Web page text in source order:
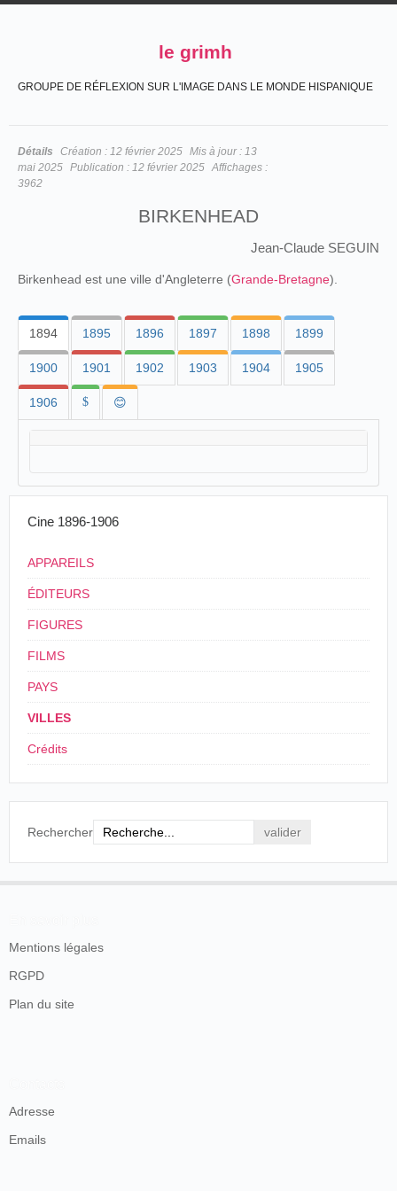
le grimh
GROUPE DE RÉFLEXION SUR L'IMAGE DANS LE MONDE HISPANIQUE
Détails Création : 12 février 2025 Mis à jour : 13
mai 2025 Publication : 12 février 2025 Affichages :
3962
BIRKENHEAD
Jean-Claude SEGUIN
Birkenhead est une ville d'Angleterre (Grande-Bretagne).
1894 1895 1896 1897 1898 1899
1900 1901 1902 1903 1904 1905
1906 $ 😊
Cine 1896-1906
APPAREILS
ÉDITEURS
FIGURES
FILMS
PAYS
VILLES
Crédits
Rechercher
Mentions légales
RGPD
Plan du site
Adresse
Emails